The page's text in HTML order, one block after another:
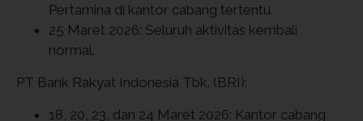
Pertamina di kantor cabang tertentu.
25 Maret 2026: Seluruh aktivitas kembali
normal.
PT Bank Rakyat Indonesia Tbk. (BRI):
18, 20, 23, dan 24 Maret 2026: Kantor cabang